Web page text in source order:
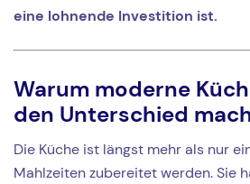
eine lohnende Investition ist.
Warum moderne
den Unterschied
Die Küche ist längst mehr als nur
Mahlzeiten zubereitet werden. Sie